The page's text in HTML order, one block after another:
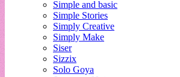
Simple and basic
Simple Stories
Simply Creative
Simply Make
Siser
Sizzix
Solo Goya